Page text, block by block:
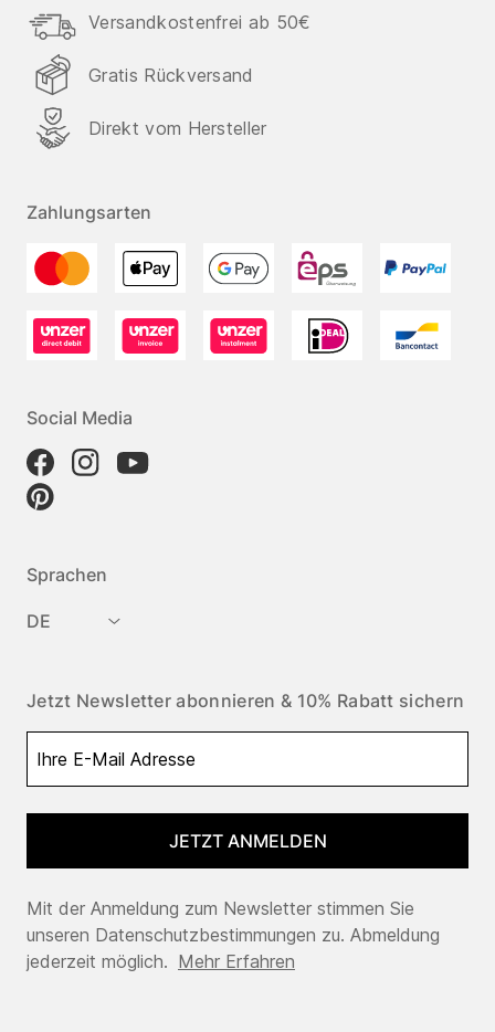
Versandkostenfrei ab 50€
Gratis Rückversand
Direkt vom Hersteller
Zahlungsarten
Social Media
Sprachen
DE
Jetzt Newsletter abonnieren & 10% Rabatt sichern
JETZT ANMELDEN
Mit der Anmeldung zum Newsletter stimmen Sie
unseren Datenschutzbestimmungen zu. Abmeldung
jederzeit möglich. Mehr Erfahren